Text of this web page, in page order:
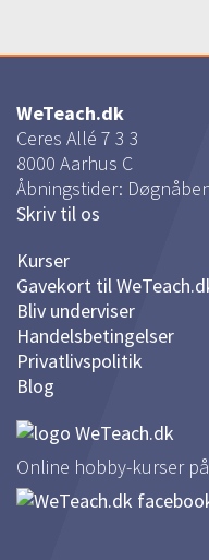
WeTeach.dk
Ceres Allé 7 3 3
8000 Aarhus C
Åbningstider:
Skriv til os
Kurser
Gavekort til
Bliv underviser
Handelsbetingelser
Privatlivspolitik
Blog
Online hobby-kurser